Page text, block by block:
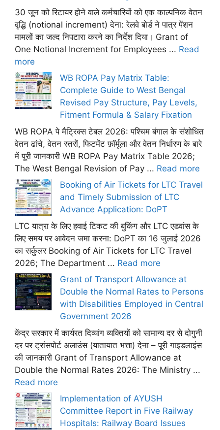
30 जून को रिटायर होने वाले कर्मचारियों को एक काल्पनिक वेतन
वृद्धि (notional increment) देना: रेलवे बोर्ड ने पात्र पेंशन
मामलों का जल्द निपटारा करने का निर्देश दिया। Grant of
One Notional Increment for Employees ... Read
more
WB ROPA Pay Matrix Table:
Complete Guide to West Bengal
Revised Pay Structure, Pay Levels,
Fitment Formula & Salary Fixation
WB ROPA पे मैट्रिक्स टेबल 2026: पश्चिम बंगाल के संशोधित
वेतन ढांचे, वेतन स्तरों, फिटमेंट फ़ॉर्मूला और वेतन निर्धारण के बारे
में पूरी जानकारी WB ROPA Pay Matrix Table 2026;
The West Bengal Revision of Pay ... Read more
Booking of Air Tickets for LTC Travel
and Timely Submission of LTC
Advance Application: DoPT
LTC यात्रा के लिए हवाई टिकट की बुकिंग और LTC एडवांस के
लिए समय पर आवेदन जमा करना: DoPT का 16 जुलाई 2026
का सर्कुलर Booking of Air Tickets for LTC Travel
2026; The Department ... Read more
Grant of Transport Allowance at
Double the Normal Rates to Persons
with Disabilities Employed in Central
Government 2026
केंद्र सरकार में कार्यरत दिव्यांग व्यक्तियों को सामान्य दर से दोगुनी
दर पर ट्रांसपोर्ट अलाउंस (यातायात भत्ता) देना – पूरी गाइडलाइंस
की जानकारी Grant of Transport Allowance at
Double the Normal Rates 2026: The Ministry ...
Read more
Implementation of AYUSH
Committee Report in Five Railway
Hospitals: Railway Board Issues